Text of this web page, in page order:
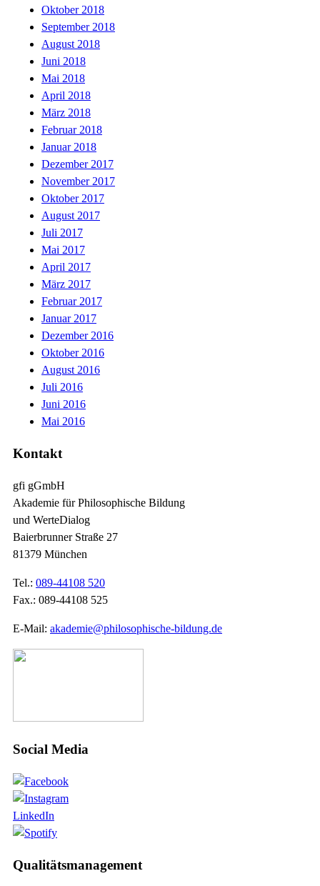
Oktober 2018
September 2018
August 2018
Juni 2018
Mai 2018
April 2018
März 2018
Februar 2018
Januar 2018
Dezember 2017
November 2017
Oktober 2017
August 2017
Juli 2017
Mai 2017
April 2017
März 2017
Februar 2017
Januar 2017
Dezember 2016
Oktober 2016
August 2016
Juli 2016
Juni 2016
Mai 2016
Kontakt
gfi gGmbH
Akademie für Philosophische Bildung
und WerteDialog
Baierbrunner Straße 27
81379 München
Tel.: 089-44108 520
Fax.: 089-44108 525
E-Mail: akademie@philosophische-bildung.de
Social Media
LinkedIn
Qualitätsmanagement